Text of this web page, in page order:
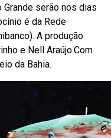
serão nos dias
é da Rede
A produção
e Nell Araújo.Com
da Bahia.